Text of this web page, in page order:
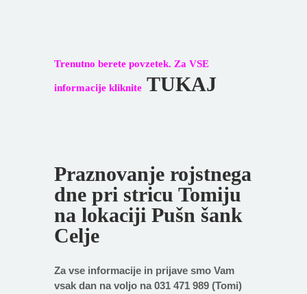
Trenutno berete povzetek. Za VSE
informacije kliknite TUKAJ
Praznovanje rojstnega
dne pri stricu Tomiju
na lokaciji Pušn šank
Celje
Za vse informacije in prijave smo Vam
vsak dan na voljo na 031 471 989 (Tomi)